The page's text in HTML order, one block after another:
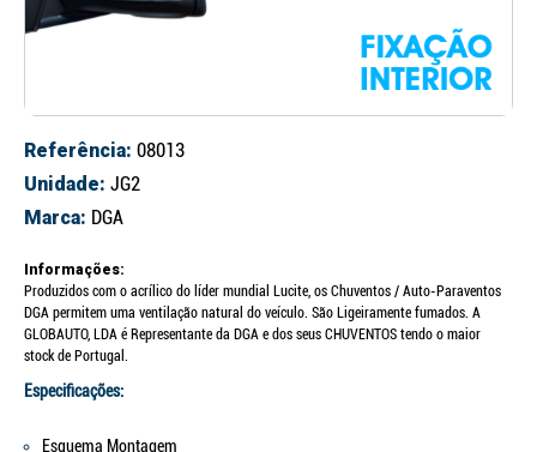
Referência: 08013
Unidade: JG2
Marca: DGA
Informações:
Produzidos com o acrílico do líder mundial Lucite, os Chuventos / Auto-Paraventos
DGA permitem uma ventilação natural do veículo. São Ligeiramente fumados. A
GLOBAUTO, LDA é Representante da DGA e dos seus CHUVENTOS tendo o maior
stock de Portugal.
Especificações:
Esquema Montagem